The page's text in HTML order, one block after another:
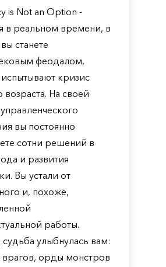
is Not an Option -
в реальном времени, в
станете
феодалом,
кризис
возраста. На своей
вы постоянно
сотни решений в
и развития
Вы устали от
и, похоже,
работы.
улыбнулась вам:
орды монстров